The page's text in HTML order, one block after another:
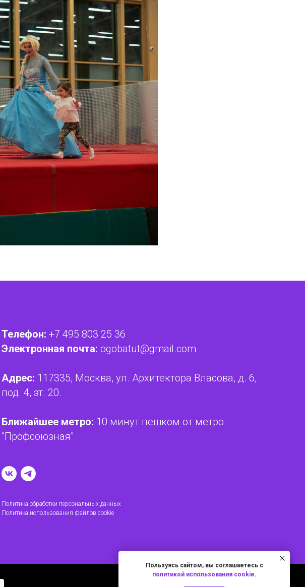
Телефон: +7 495 803 25 36
Электронная почта: ogobatut@gmail.com
Адрес: 117335, Москва, ул. Архитектора Власова, д. 6,
под. 4, эт. 20.
Ближайшее метро: 10 минут пешком от метро
"Профсоюзная"
Политика обработки персональных данных
Политика использования файлов cookie
Пользуясь сайтом, вы соглашаетесь с
политикой использования cookie.